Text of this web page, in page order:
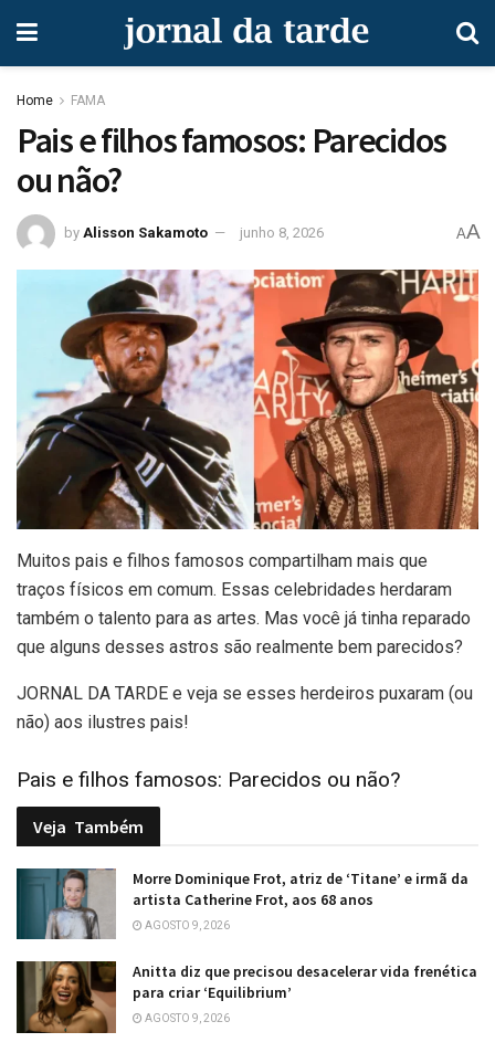
Home FAMA
Pais e filhos famosos: Parecidos
ou não?
by Alisson Sakamoto junho 8, 2026 AA
Muitos pais e filhos famosos compartilham mais que
traços físicos em comum. Essas celebridades herdaram
também o talento para as artes. Mas você já tinha reparado
que alguns desses astros são realmente bem parecidos?
JORNAL DA TARDE e veja se esses herdeiros puxaram (ou
não) aos ilustres pais!
Pais e filhos famosos: Parecidos ou não?
Veja Também
Morre Dominique Frot, atriz de ‘Titane’ e irmã da
artista Catherine Frot, aos 68 anos
AGOSTO 9, 2026
Anitta diz que precisou desacelerar vida frenética
para criar ‘Equilibrium’
AGOSTO 9, 2026